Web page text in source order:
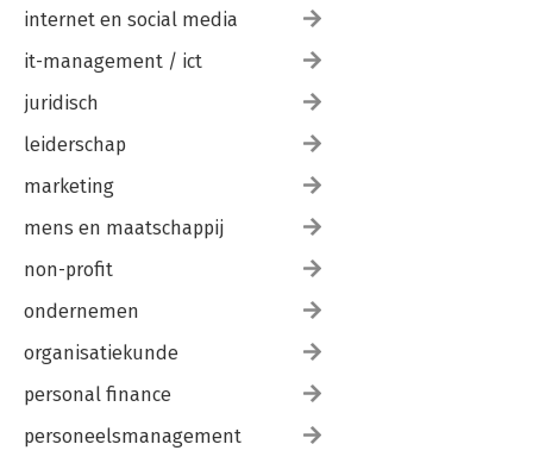
internet en social media
it-management / ict
juridisch
leiderschap
marketing
mens en maatschappij
non-profit
ondernemen
organisatiekunde
personal finance
personeelsmanagement